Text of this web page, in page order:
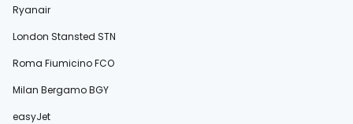
Ryanair
London Stansted STN
Roma Fiumicino FCO
Milan Bergamo BGY
easyJet